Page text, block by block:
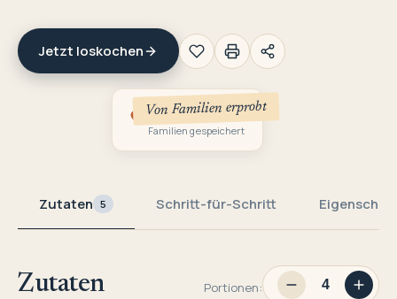
Jetzt loskochen
Von Familien erprobt
2
Familien gespeichert
Zutaten 5 Schritt-für-Schritt
Zutaten Portionen: